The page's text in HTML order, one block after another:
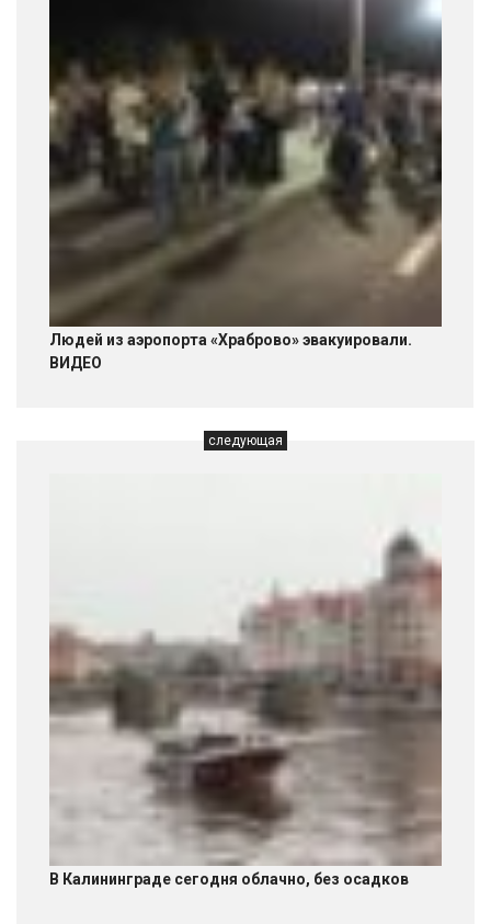
Людей из аэропорта «Храброво» эвакуировали.
ВИДЕО
следующая
В Калининграде сегодня облачно, без осадков